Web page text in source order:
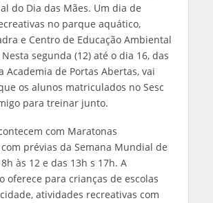
do Dia das Mães. Um dia de
no parque aquático,
e Centro de Educação Ambiental
segunda (12) até o dia 16, das
Academia de Portas Abertas, vai
os alunos matriculados no Sesc
para treinar junto.
com Maratonas
com prévias da Semana Mundial de
às 12 e das 13h s 17h. A
oferece para crianças de escolas
atividades recreativas com